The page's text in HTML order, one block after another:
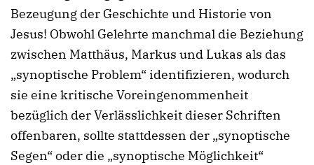
Bezeugung der Geschichte und Historie von
Jesus! Obwohl Gelehrte manchmal die Beziehung
zwischen Matthäus, Markus und Lukas als das
„synoptische Problem“ identifizieren, wodurch
sie eine kritische Voreingenommenheit
bezüglich der Verlässlichkeit dieser Schriften
offenbaren, sollte stattdessen der „synoptische
Segen“ oder die „synoptische Möglichkeit“